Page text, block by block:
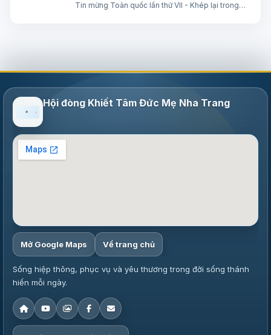
Tin mừng Toàn quốc lần thứ VII - Khép lại trong
Hội đòng Khiết Tâm Đức Mẹ Nha Trang
Mở Google Maps Về trang chủ
Sống hiệp thông, phục vụ và yêu thương trong đời sống thánh
hiến mỗi ngày.